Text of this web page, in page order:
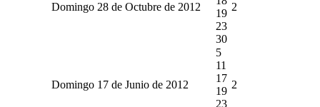
Domingo 28 de Octubre de 2012
19
23
30
2
Domingo 17 de Junio de 2012
5
11
17
19
23
2